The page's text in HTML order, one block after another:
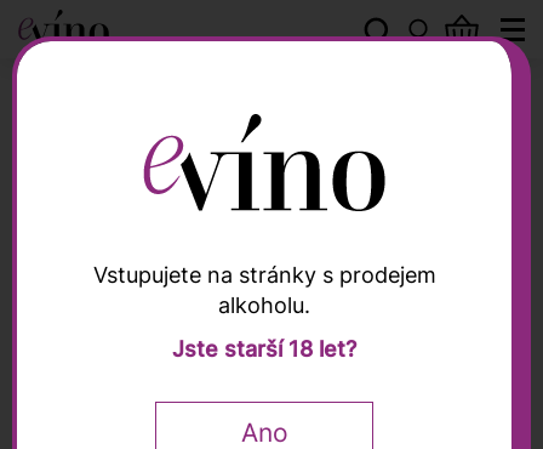
Aurore de Dauzac 2022,
Vstupujete na stránky s prodejem
alkoholu.
Jste starší 18 let?
Ano